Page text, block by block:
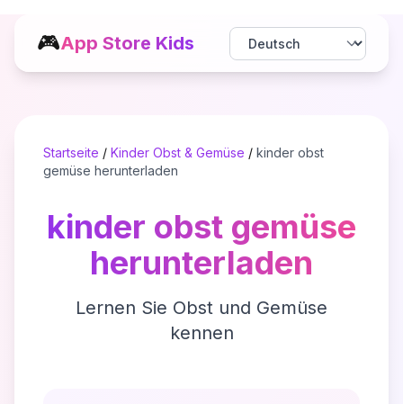
🎮App Store Kids
Startseite / Kinder Obst & Gemüse / kinder obst
gemüse herunterladen
kinder obst gemüse
herunterladen
Lernen Sie Obst und Gemüse
kennen